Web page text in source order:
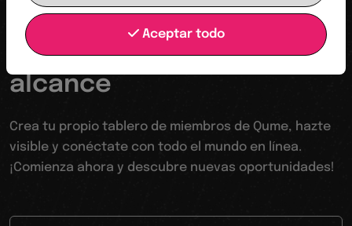
Tu trampolín hacia un mundo digital
Hacerse visible aumentar
alcance
Crea tu propio tablero de miembros de Qume, hazte
visible y conéctate con todo el mundo en línea.
¡Comienza ahora y descubre nuevas oportunidades!
Aceptar todo